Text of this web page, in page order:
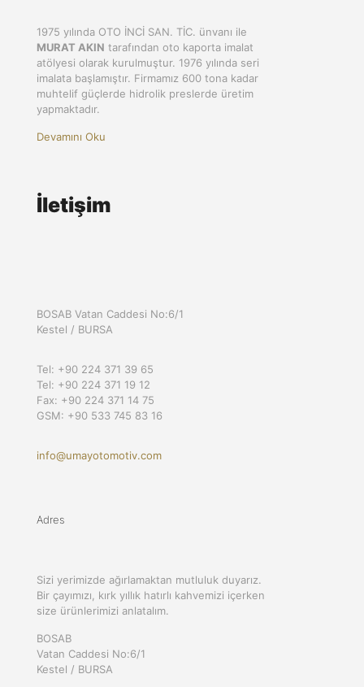
1975 yılında OTO İNCİ SAN. TİC. ünvanı ile
MURAT AKIN tarafından oto kaporta imalat
atölyesi olarak kurulmuştur. 1976 yılında seri
imalata başlamıştır. Firmamız 600 tona kadar
muhtelif güçlerde hidrolik preslerde üretim
yapmaktadır.
Devamını Oku
İletişim
BOSAB Vatan Caddesi No:6/1
Kestel / BURSA
Tel: +90 224 371 39 65
Tel: +90 224 371 19 12
Fax: +90 224 371 14 75
GSM: +90 533 745 83 16
info@umayotomotiv.com
Adres
Sizi yerimizde ağırlamaktan mutluluk duyarız.
Bir çayımızı, kırk yıllık hatırlı kahvemizi içerken
size ürünlerimizi anlatalım.
BOSAB
Vatan Caddesi No:6/1
Kestel / BURSA